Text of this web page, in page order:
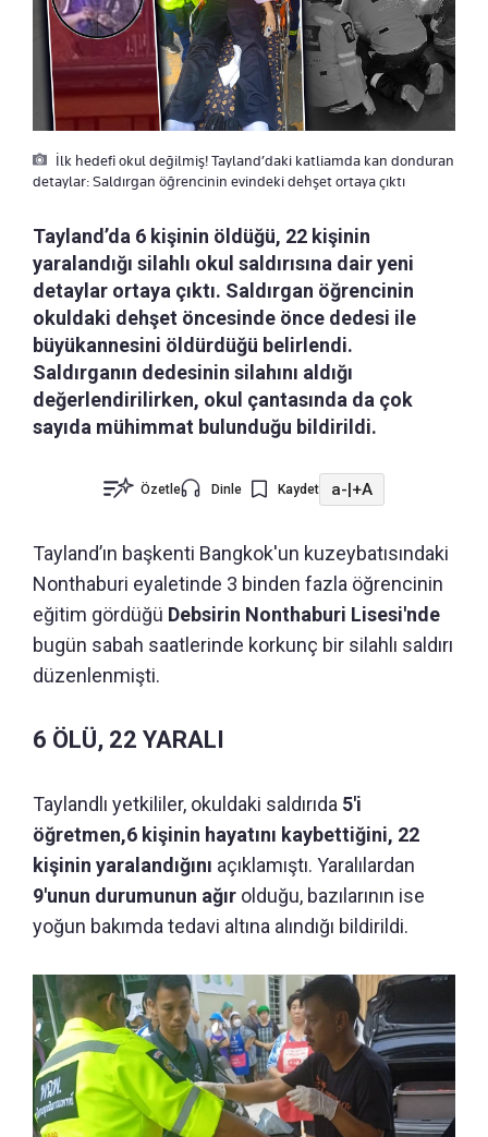
İlk hedefi okul değilmiş! Tayland’daki katliamda kan donduran
detaylar: Saldırgan öğrencinin evindeki dehşet ortaya çıktı
Tayland’da 6 kişinin öldüğü, 22 kişinin
yaralandığı silahlı okul saldırısına dair yeni
detaylar ortaya çıktı. Saldırgan öğrencinin
okuldaki dehşet öncesinde önce dedesi ile
büyükannesini öldürdüğü belirlendi.
Saldırganın dedesinin silahını aldığı
değerlendirilirken, okul çantasında da çok
sayıda mühimmat bulunduğu bildirildi.
Özetle Dinle Kaydet a-|+A
Tayland’ın başkenti Bangkok'un kuzeybatısındaki
Nonthaburi eyaletinde 3 binden fazla öğrencinin
eğitim gördüğü Debsirin Nonthaburi Lisesi'nde
bugün sabah saatlerinde korkunç bir silahlı saldırı
düzenlenmişti.
6 ÖLÜ, 22 YARALI
Taylandlı yetkililer, okuldaki saldırıda 5'i
öğretmen,6 kişinin hayatını kaybettiğini, 22
kişinin yaralandığını açıklamıştı. Yaralılardan
9'unun durumunun ağır olduğu, bazılarının ise
yoğun bakımda tedavi altına alındığı bildirildi.